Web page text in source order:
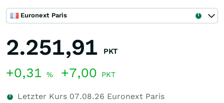
Euronext Paris
2.251,91 PKT
+0,31 % +7,00 PKT
Letzter Kurs 07.08.26 Euronext Paris